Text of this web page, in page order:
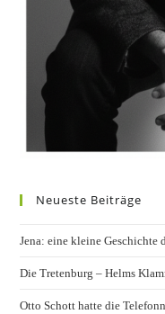
Neueste Beiträge
Jena: eine kleine Geschichte
Die Tretenburg – Helms
Otto Schott hatte die